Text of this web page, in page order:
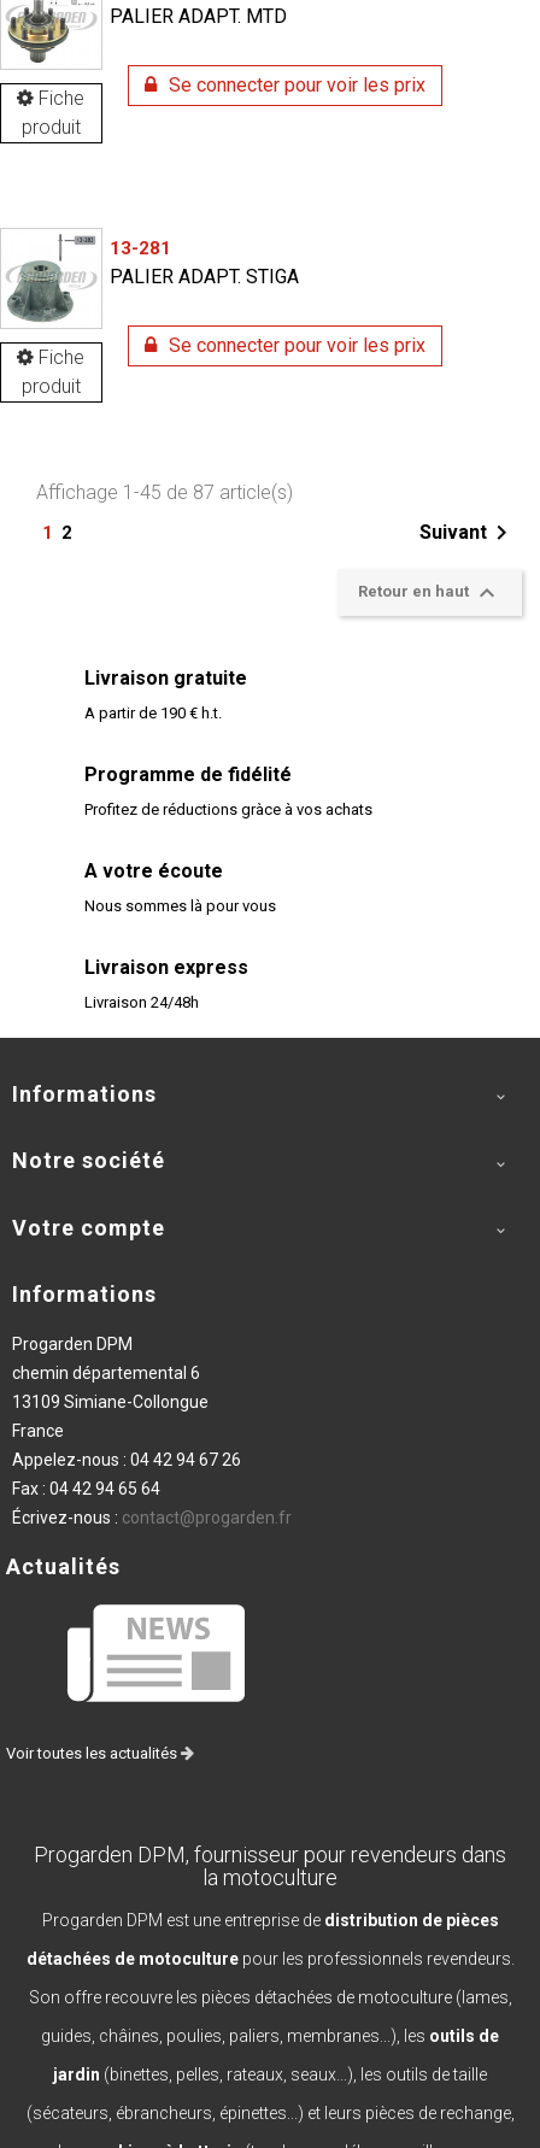
Fiche
produit
PALIER ADAPT. MTD
Se connecter pour voir les prix
Fiche
produit
13-281
PALIER ADAPT. STIGA
Se connecter pour voir les prix
Affichage 1-45 de 87 article(s)
1 2 Suivant 
Retour en haut 
Livraison gratuite
A partir de 190 € h.t.
Programme de fidélité
Profitez de réductions gràce à vos achats
A votre écoute
Nous sommes là pour vous
Livraison express
Livraison 24/48h
Informations 
Notre société 
Votre compte 
Informations
Progarden DPM
chemin départemental 6
13109 Simiane-Collongue
France
Appelez-nous : 04 42 94 67 26
Fax : 04 42 94 65 64
Écrivez-nous : contact@progarden.fr
Actualités
Voir toutes les actualités
Progarden DPM, fournisseur pour revendeurs dans
la motoculture
Progarden DPM est une entreprise de distribution de pièces
détachées de motoculturepour les professionnels revendeurs.
Son offre recouvre les pièces détachées de motoculture (lames,
guides, châines, poulies, paliers, membranes...), les outils de
jardin (binettes, pelles, rateaux, seaux...), les outils de taille
(sécateurs, ébrancheurs, épinettes...) et leurs pièces de rechange,